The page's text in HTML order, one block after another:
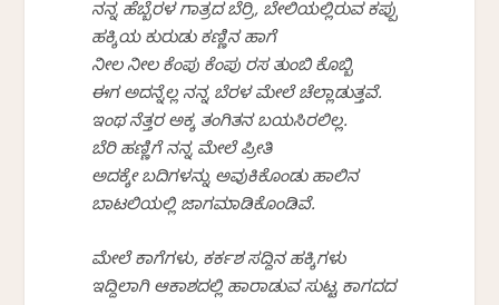
ನನ್ನ ಹೆಬ್ಬೆರಳ ಗಾತ್ರದ ಬೆರ್ರಿ, ಬೇಲಿಯಲ್ಲಿರುವ ಕಪ್ಪು
ಹಕ್ಕಿಯ ಕುರುಡು ಕಣ್ಣಿನ ಹಾಗೆ
ನೀಲ ನೀಲ ಕೆಂಪು ಕೆಂಪು ರಸ ತುಂಬಿ ಕೊಬ್ಬಿ
ಈಗ ಅದನ್ನೆಲ್ಲ ನನ್ನ ಬೆರಳ ಮೇಲೆ ಚೆಲ್ಲಾಡುತ್ತವೆ.
ಇಂಥ ನೆತ್ತರ ಅಕ್ಕ ತಂಗಿತನ ಬಯಸಿರಲಿಲ್ಲ.
ಬೆರಿ ಹಣ್ಣಿಗೆ ನನ್ನ ಮೇಲೆ ಪ್ರೀತಿ
ಅದಕ್ಕೇ ಬದಿಗಳನ್ನು ಅವುಕಿಕೊಂಡು ಹಾಲಿನ
ಬಾಟಲಿಯಲ್ಲಿ ಜಾಗಮಾಡಿಕೊಂಡಿವೆ.
ಮೇಲೆ ಕಾಗೆಗಳು, ಕರ್ಕಶ ಸದ್ದಿನ ಹಕ್ಕಿಗಳು
ಇದ್ದಿಲಾಗಿ ಆಕಾಶದಲ್ಲಿ ಹಾರಾಡುವ ಸುಟ್ಟ ಕಾಗದದ